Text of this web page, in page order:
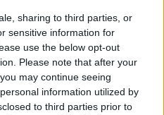
sharing to third parties, or
sensitive information for
use the below opt-out
Please note that after your
may continue seeing
information utilized by
to third parties prior to
USD
0,23$
0,36 USD
0,56 USD